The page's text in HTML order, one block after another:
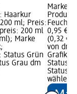
Haarkur
ml; Preis:
200 ml
Marke
Status Grün
Grau dm
Marke:
0,95 €;
(0,32 €
von dm
Grafik;
Status
Status
wählen